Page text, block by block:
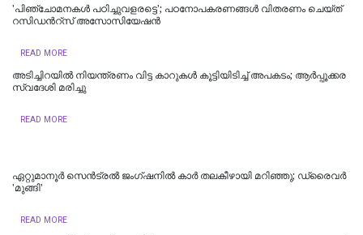
'പിഞ്ചോമനകള്‍ പഠിച്ചുവളരട്ടെ'; പഠനോപകരണങ്ങള്‍ വിതരണം ചെയ്ത്
റസിഡന്‍റ്സ് അസോസിയേഷന്‍
READ MORE
അടിച്ചിറയിൽ നിയന്ത്രണം വിട്ട കാറുകൾ കൂട്ടിയിടിച്ച് അപകടം; ആർപ്പൂക്കര
സ്വദേശി മരിച്ചു
READ MORE
ഏറ്റുമാനൂര്‍ സെന്‍ട്രല്‍ ജംഗ്ഷനില്‍ കാര്‍ തലകീഴായി മറിഞ്ഞു; ഡ്രൈവര്‍
'മുങ്ങി'
READ MORE